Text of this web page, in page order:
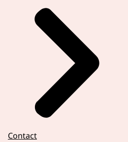
Contact